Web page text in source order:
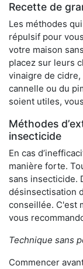
Recette de
Les méthodes
répulsif pour
votre maison
placez sur leurs
vinaigre de cidre,
cannelle ou du
soient utiles,
Méthodes
insecticide
En cas
manière forte.
sans insecticide.
désinsectisation
conseillée. C'est
vous
Technique sans
Commencer